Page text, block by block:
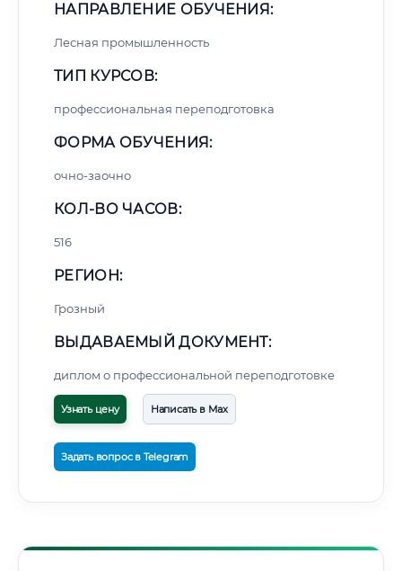
НАПРАВЛЕНИЕ ОБУЧЕНИЯ:
Лесная промышленность
ТИП КУРСОВ:
профессиональная переподготовка
ФОРМА ОБУЧЕНИЯ:
очно-заочно
КОЛ-ВО ЧАСОВ:
516
РЕГИОН:
Грозный
ВЫДАВАЕМЫЙ ДОКУМЕНТ:
диплом о профессиональной переподготовке
Узнать цену Написать в Max
Задать вопрос в Telegram